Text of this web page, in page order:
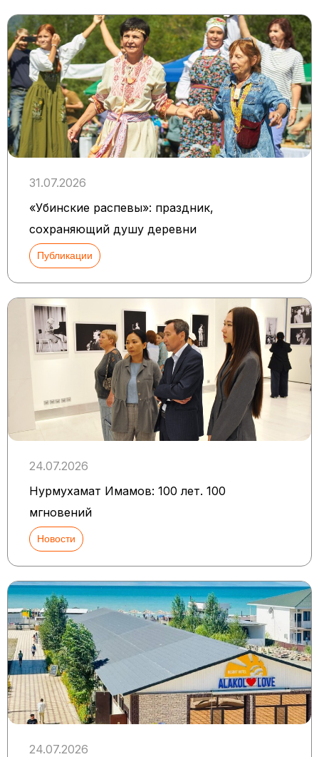
31.07.2026
«Убинские распевы»: праздник,
сохраняющий душу деревни
Публикации
24.07.2026
Нурмухамат Имамов: 100 лет. 100
мгновений
Новости
24.07.2026